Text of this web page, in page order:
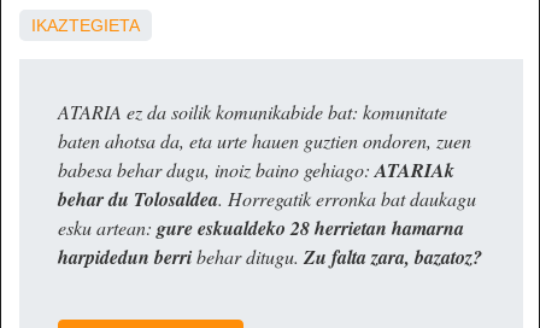
IKAZTEGIETA
ATARIA ez da soilik komunikabide bat: komunitate
baten ahotsa da, eta urte hauen guztien ondoren, zuen
babesa behar dugu, inoiz baino gehiago:ATARIAk
behar du Tolosaldea. Horregatik erronka bat daukagu
esku artean: gure eskualdeko 28 herrietan hamarna
harpidedun berribehar ditugu. Zu falta zara, bazatoz?